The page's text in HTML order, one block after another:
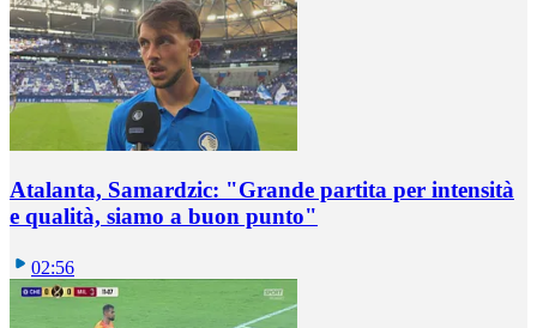
Atalanta, Samardzic: "Grande partita per intensità
e qualità, siamo a buon punto"
02:56